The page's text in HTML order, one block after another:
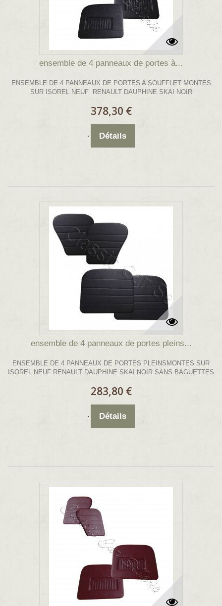
ensemble de 4 panneaux de portes à...
ENSEMBLE DE 4 PANNEAUX DE PORTES A SOUFFLET MONTES
SUR ISOREL NEUF RENAULT DAUPHINE SKAI NOIR
378,30 €
Détails
ensemble de 4 panneaux de portes pleins...
ENSEMBLE DE 4 PANNEAUX DE PORTES PLEINSMONTES SUR
ISOREL NEUF RENAULT DAUPHINE SKAI NOIR SANS BAGUETTES
283,80 €
Détails